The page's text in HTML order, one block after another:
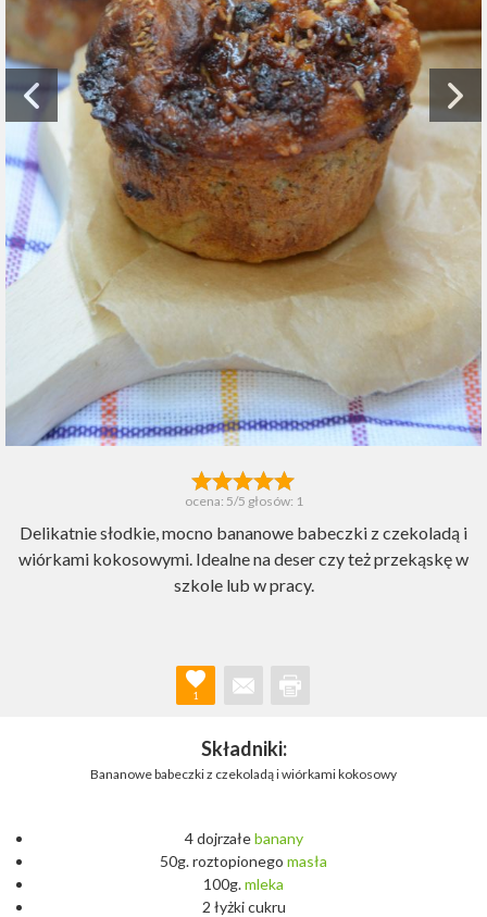
ocena: 5/5 głosów: 1
Delikatnie słodkie, mocno bananowe babeczki z czekoladą i
wiórkami kokosowymi. Idealne na deser czy też przekąskę w
szkole lub w pracy.
1
Składniki:
Bananowe babeczki z czekoladą i wiórkami kokosowy
4 dojrzałebanany
50g. roztopionego masła
100g.mleka
2 łyżki cukru